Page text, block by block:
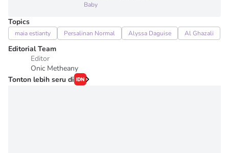
Baby
Topics
maia estianty Persalinan Normal Alyssa Daguise Al Ghazali
Editorial Team
Editor
Onic Metheany
Tonton lebih seru di